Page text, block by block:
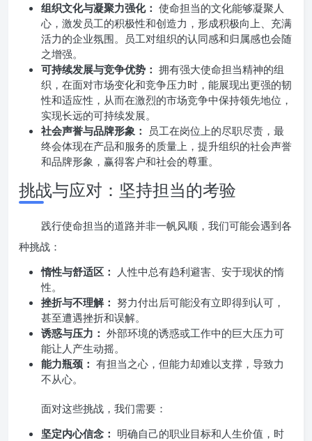
组织文化与凝聚力强化： 使命担当的文化能够凝聚人
心，激发员工的积极性和创造力，形成积极向上、充满
活力的企业氛围。员工对组织的认同感和归属感也会随
之增强。
可持续发展与竞争优势： 拥有强大使命担当精神的组
织，在面对市场变化和竞争压力时，能展现出更强的韧
性和适应性，从而在激烈的市场竞争中保持领先地位，
实现长远的可持续发展。
社会声誉与品牌形象：
员工在岗位上的尽职尽责，最
终会体现在产品和服务的质量上，提升组织的社会声誉
和品牌形象，赢得客户和社会的尊重。
挑战与应对：坚持担当的考验
践行使命担当的道路并非一帆风顺，我们可能会遇到各
种挑战：
惰性与舒适区： 人性中总有趋利避害、安于现状的惰
性。
挫折与不理解： 努力付出后可能没有立即得到认可，
甚至遭遇挫折和误解。
诱惑与压力： 外部环境的诱惑或工作中的巨大压力可
能让人产生动摇。
能力瓶颈： 有担当之心，但能力却难以支撑，导致力
不从心。
面对这些挑战，我们需要：
坚定内心信念： 明确自己的职业目标和人生价值，时